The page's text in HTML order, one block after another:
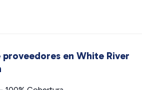
proveedores en White River